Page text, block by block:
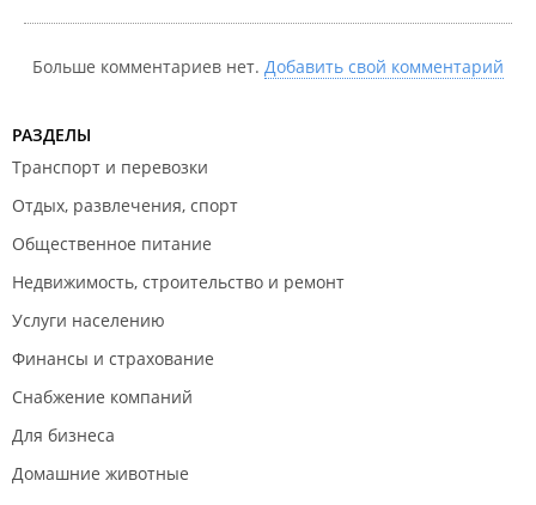
Больше комментариев нет. Добавить свой комментарий
РАЗДЕЛЫ
Транспорт и перевозки
Отдых, развлечения, спорт
Общественное питание
Недвижимость, строительство и ремонт
Услуги населению
Финансы и страхование
Снабжение компаний
Для бизнеса
Домашние животные